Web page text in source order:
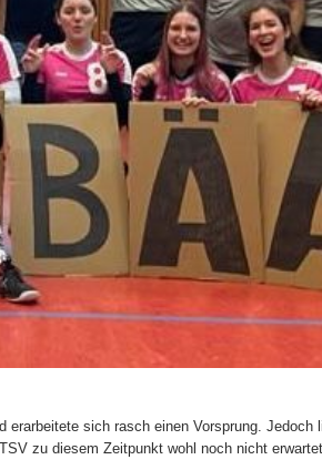
sich rasch einen Vorsprung. Jedoch
zu diesem Zeitpunkt wohl noch nicht